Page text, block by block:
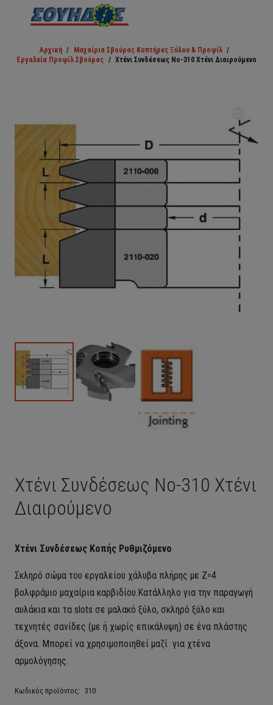
Αρχική / Μαχαίρια Σβούρας Κοπτήρες Ξύλου & Προφίλ /
Εργαλεία Προφίλ Σβούρας / Χτένι Συνδέσεως Νο-310 Χτένι Διαιρούμενο
Χτένι Συνδέσεως Νο-310 Χτένι
Διαιρούμενο
Χτένι Συνδέσεως Κοπής Ρυθμιζόμενο
Σκληρό σώμα του εργαλείου χάλυβα πλήρης με Ζ=4
βολφράμιο μαχαίρια καρβιδίου. Κατάλληλο για την παραγωγή
αυλάκια και τα slots σε μαλακό ξύλο, σκληρό ξύλο και
τεχνητές σανίδες (με ή χωρίς επικάλυψη) σε ένα πλάστης
άξονα. Μπορεί να χρησιμοποιηθεί μαζί για χτένα
αρμολόγησης.
Κωδικός προϊόντος: 310